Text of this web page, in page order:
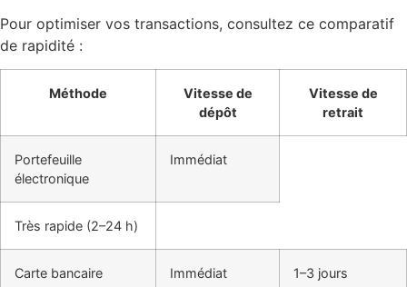
Pour optimiser vos transactions, consultez ce comparatif
de rapidité :
Méthode
Vitesse de
dépôt
Vitesse de
retrait
Portefeuille
électronique
Immédiat
Très rapide (2–24 h)
Carte bancaire Immédiat 1–3 jours